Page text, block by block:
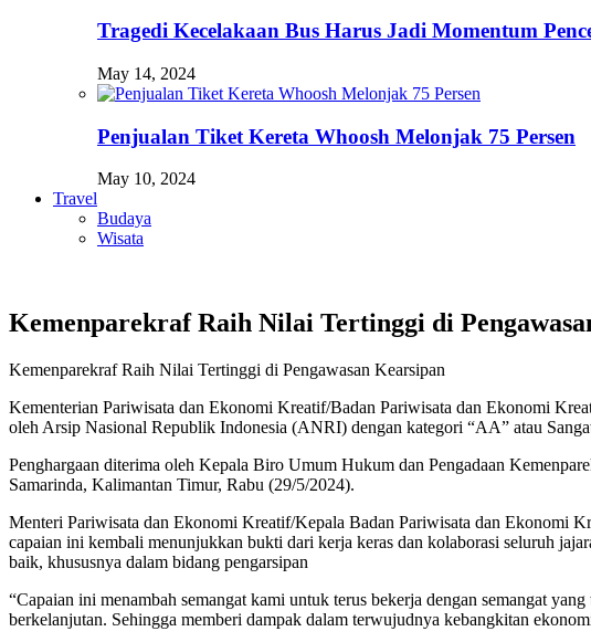
Tragedi Kecelakaan Bus Harus Jadi Momentum
May 14, 2024
Penjualan Tiket Kereta Whoosh Melonjak 75 Persen
May 10, 2024
Travel
Budaya
Wisata
Kemenparekraf Raih Nilai Tertinggi di
Kemenparekraf Raih Nilai Tertinggi di Pengawasan Kearsipan
Kementerian Pariwisata dan Ekonomi Kreatif/Badan Pariwisata dan Ekonomi
oleh Arsip Nasional Republik Indonesia (ANRI) dengan kategori “AA” atau
Penghargaan diterima oleh Kepala Biro Umum Hukum dan Pengadaan
Samarinda, Kalimantan Timur, Rabu (29/5/2024).
Menteri Pariwisata dan Ekonomi Kreatif/Kepala Badan Pariwisata dan Ekonomi
capaian ini kembali menunjukkan bukti dari kerja keras dan kolaborasi seluruh
baik, khususnya dalam bidang pengarsipan
“Capaian ini menambah semangat kami untuk terus bekerja dengan semangat
berkelanjutan. Sehingga memberi dampak dalam terwujudnya kebangkitan